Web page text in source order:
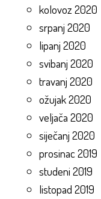
kolovoz 2020
srpanj 2020
lipanj 2020
svibanj 2020
travanj 2020
ožujak 2020
veljača 2020
siječanj 2020
prosinac 2019
studeni 2019
listopad 2019